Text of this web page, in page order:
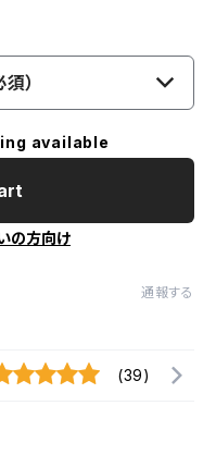
）
available
の方向け
通報する
(39)